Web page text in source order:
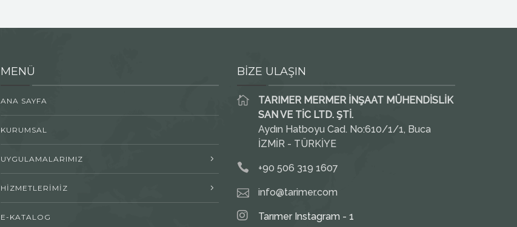
MENÜ
ANA SAYFA
KURUMSAL
UYGULAMALARIMIZ
HİZMETLERİMİZ
E-KATALOG
BİZE ULAŞIN
TARIMER MERMER İNŞAAT MÜHENDİSLİK
SAN VE TİC LTD. ŞTİ.
Aydın Hatboyu Cad. No:610/1/1, Buca
İZMİR - TÜRKİYE
+90 506 319 1607
info@tarimer.com
Tarımer Instagram - 1